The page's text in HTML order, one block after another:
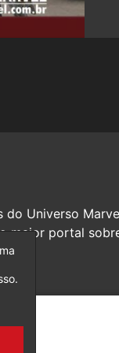
do Universo
maior portal
uma empresa da